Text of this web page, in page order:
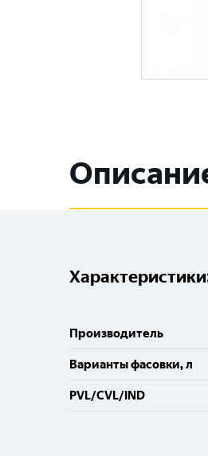
Производитель
Варианты фасовки, л
PVL/CVL/IND